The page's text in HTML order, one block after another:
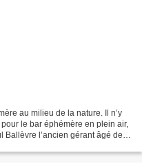
au milieu de la nature. Il n’y
le bar éphémère en plein air,
Ballèvre l’ancien gérant âgé de